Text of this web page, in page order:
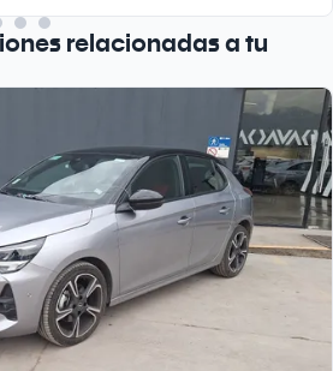
relacionadas a tu